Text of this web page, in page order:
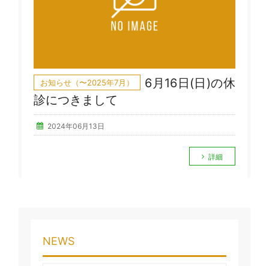
お知らせ（〜2025年7月）
6月16日(日)の休
診につきまして
2024年06月13日
詳細
NEWS